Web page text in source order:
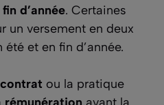
fin d’année. Certaines
un versement en deux
et en fin d’année.
contrat ou la pratique